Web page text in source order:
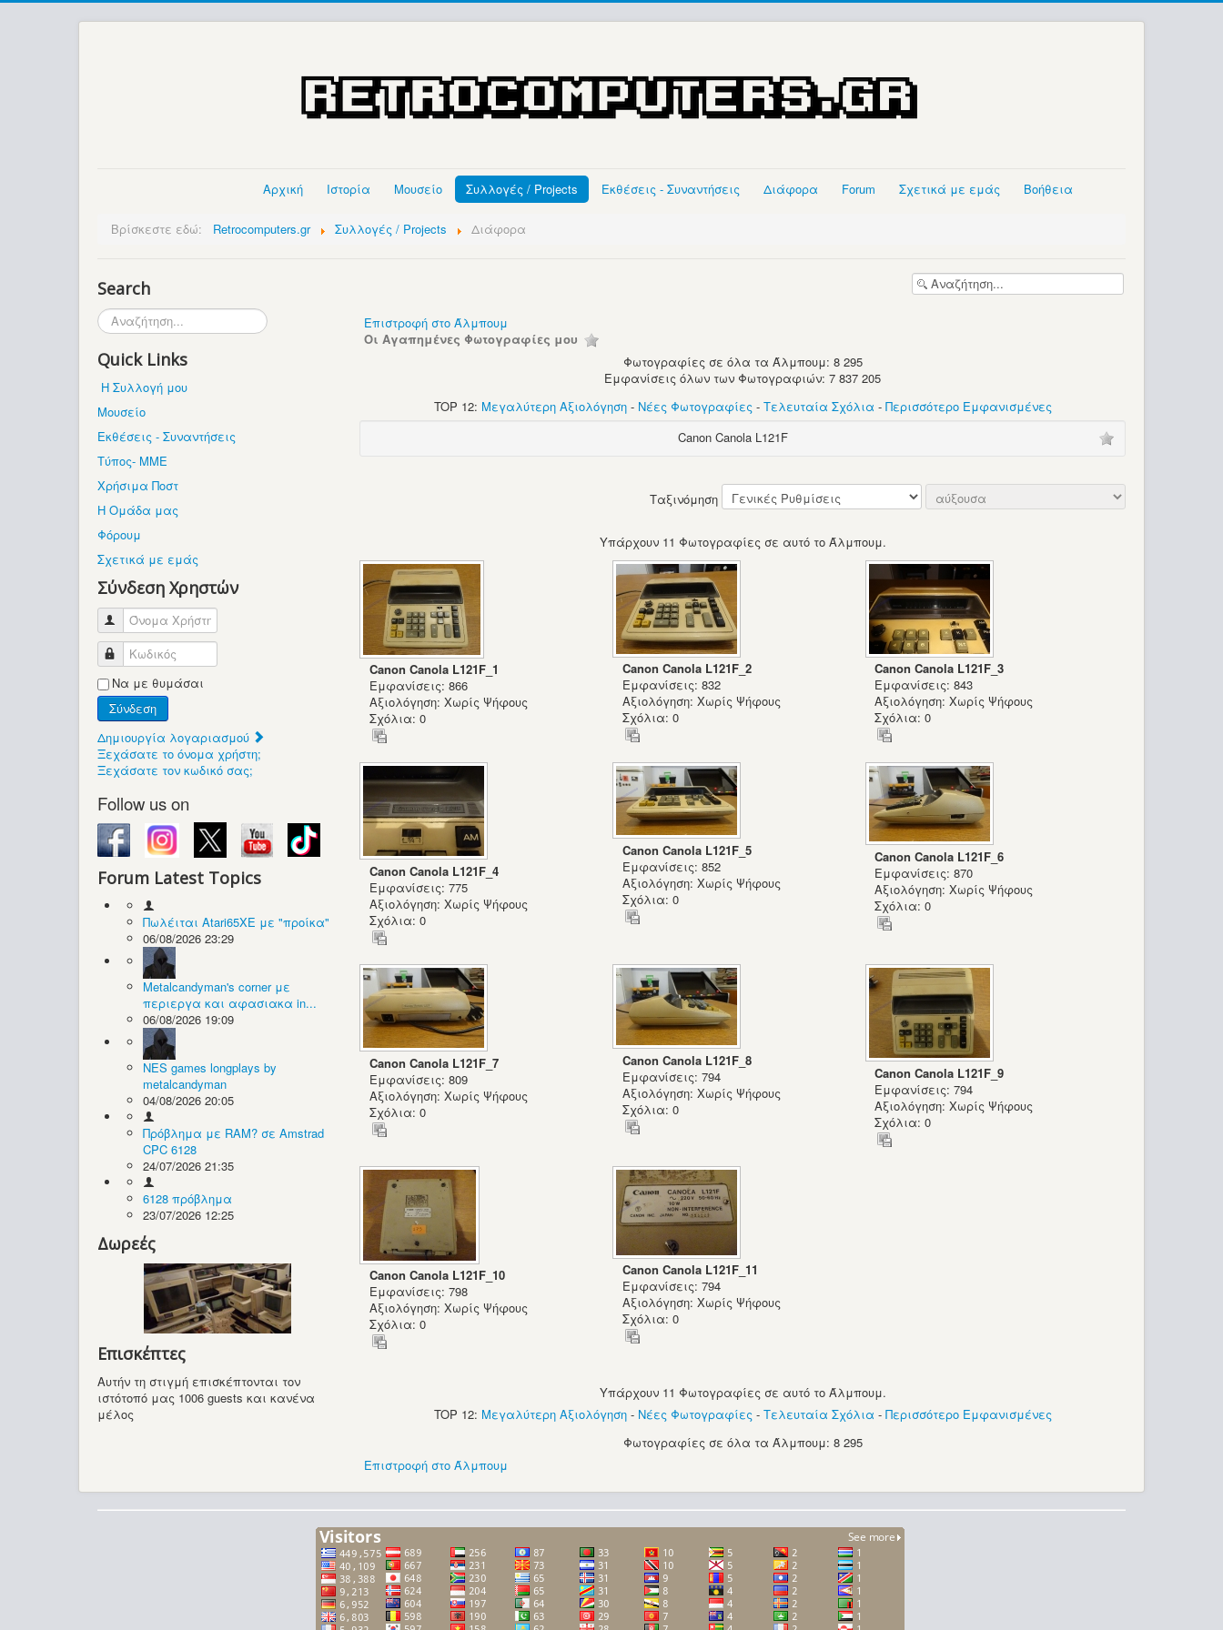
Αρχική Ιστορία Μουσείο Συλλογές / Projects Εκθέσεις - Συναντήσεις Διάφορα Forum Σχετικά με εμάς Βοήθεια
Βρίσκεστε εδώ: Retrocomputers.gr Συλλογές / Projects Διάφορα
Search
Αναζήτηση...
Quick Links
Η Συλλογή μου
Μουσείο
Εκθέσεις - Συναντήσεις
Τύπος- ΜΜΕ
Χρήσιμα Ποστ
Η Ομάδα μας
Φόρουμ
Σχετικά με εμάς
Σύνδεση Χρηστών
Όνομα Χρήστη
Κωδικός
Να με θυμάσαι
Σύνδεση
Δημιουργία λογαριασμού
Ξεχάσατε το όνομα χρήστη;
Ξεχάσατε τον κωδικό σας;
Follow us on
Forum Latest Topics
Πωλέιται Atari65XE με "προίκα"
06/08/2026 23:29
Metalcandyman's corner με
περιεργα και αφασιακα in...
06/08/2026 19:09
NES games longplays by
metalcandyman
04/08/2026 20:05
Πρόβλημα με RAM? σε Amstrad
CPC 6128
24/07/2026 21:35
6128 πρόβλημα
23/07/2026 12:25
Δωρεές
Επισκέπτες
Αυτήν τη στιγμή επισκέπτονται τον
ιστότοπό μας 1006 guests και κανένα
μέλος
Επιστροφή στο Άλμπουμ
Οι Αγαπημένες Φωτογραφίες μου
Φωτογραφίες σε όλα τα Άλμπουμ: 8 295
Εμφανίσεις όλων των Φωτογραφιών: 7 837 205
TOP 12: Μεγαλύτερη Αξιολόγηση- Νέες Φωτογραφίες - Τελευταία Σχόλια - Περισσότερο Εμφανισμένες
Canon Canola L121F
Ταξινόμηση
Υπάρχουν 11 Φωτογραφίες σε αυτό το Άλμπουμ.
Canon Canola L121F_1
Εμφανίσεις: 866
Αξιολόγηση: Χωρίς Ψήφους
Σχόλια: 0
Canon Canola L121F_2
Εμφανίσεις: 832
Αξιολόγηση: Χωρίς Ψήφους
Σχόλια: 0
Canon Canola L121F_3
Εμφανίσεις: 843
Αξιολόγηση: Χωρίς Ψήφους
Σχόλια: 0
Canon Canola L121F_4
Εμφανίσεις: 775
Αξιολόγηση: Χωρίς Ψήφους
Σχόλια: 0
Canon Canola L121F_5
Εμφανίσεις: 852
Αξιολόγηση: Χωρίς Ψήφους
Σχόλια: 0
Canon Canola L121F_6
Εμφανίσεις: 870
Αξιολόγηση: Χωρίς Ψήφους
Σχόλια: 0
Canon Canola L121F_7
Εμφανίσεις: 809
Αξιολόγηση: Χωρίς Ψήφους
Σχόλια: 0
Canon Canola L121F_8
Εμφανίσεις: 794
Αξιολόγηση: Χωρίς Ψήφους
Σχόλια: 0
Canon Canola L121F_9
Εμφανίσεις: 794
Αξιολόγηση: Χωρίς Ψήφους
Σχόλια: 0
Canon Canola L121F_10
Εμφανίσεις: 798
Αξιολόγηση: Χωρίς Ψήφους
Σχόλια: 0
Canon Canola L121F_11
Εμφανίσεις: 794
Αξιολόγηση: Χωρίς Ψήφους
Σχόλια: 0
Υπάρχουν 11 Φωτογραφίες σε αυτό το Άλμπουμ.
TOP 12: Μεγαλύτερη Αξιολόγηση- Νέες Φωτογραφίες - Τελευταία Σχόλια - Περισσότερο Εμφανισμένες
Φωτογραφίες σε όλα τα Άλμπουμ: 8 295
Επιστροφή στο Άλμπουμ